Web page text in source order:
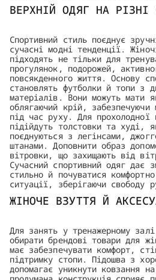
ВЕРХНІЙ ОДЯГ НА РІЗНІ
Спортивний стиль поєднує
сучасні модні тенденції.
підходять не тільки для
прогулянок, подорожей,
повсякденного життя. Основу
становлять футболки й топи з
матеріалів. Вони можуть мати
облягаючий крій, забезпечуючи
під час руху. Для прохолодної
підійдуть толстовки та худі,
поєднуються з легінсами,
штанами. Доповнити образ
вітровки, що захищають від
Сучасний спортивний одяг дає
стильно й почуватися
ситуації, зберігаючи свободу
ЖІНОЧЕ ВЗУТТЯ Й
Для занять у тренажерному
обирати брендові товари для
має забезпечувати комфорт,
підтримку стопи. Підошва з
допомагає уникнути ковзання